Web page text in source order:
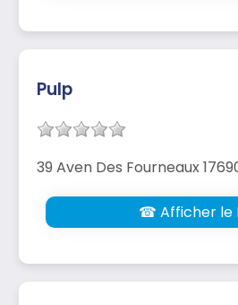
Pulp
39 Aven Des Fourneaux
☎ Afficher le